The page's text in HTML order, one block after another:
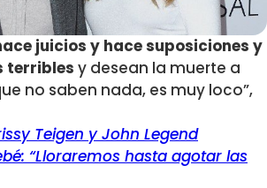
juicios y hace suposiciones y
terribles y desean la muerte a
no saben nada, es muy loco”,
Teigen y John Legend
“Lloraremos hasta agotar las